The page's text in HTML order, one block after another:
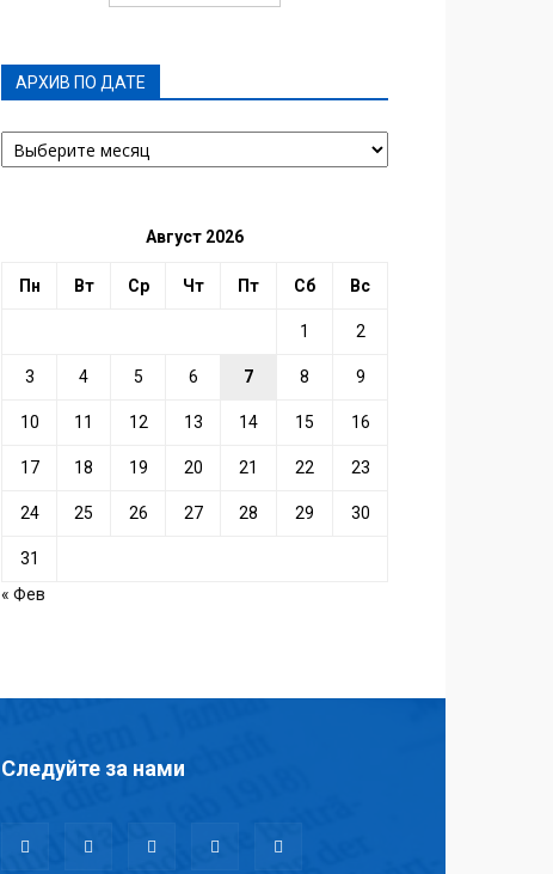
АРХИВ ПО ДАТЕ
АРХИВ
ПО
Август 2026
Пн Вт Ср Чт Пт Сб Вс
1 2
3 4 5 6 7 8 9
10 11 12 13 14 15 16
17 18 19 20 21 22 23
24 25 26 27 28 29 30
31
« Фев
Следуйте за нами